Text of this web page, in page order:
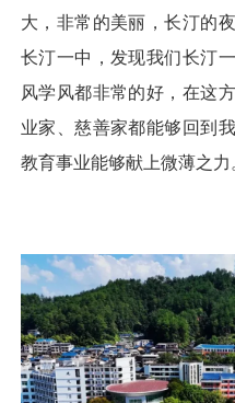
大，非常的美丽，长汀的
长汀一中，发现我们长汀
风学风都非常的好，在这
业家、慈善家都能够回到
教育事业能够献上微薄之力